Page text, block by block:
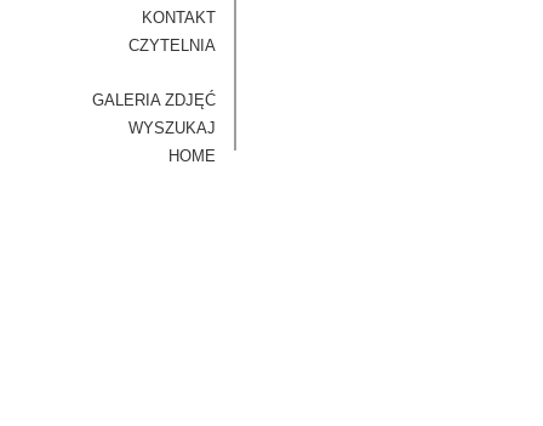
KONTAKT
CZYTELNIA
GALERIA ZDJĘĆ
WYSZUKAJ
HOME